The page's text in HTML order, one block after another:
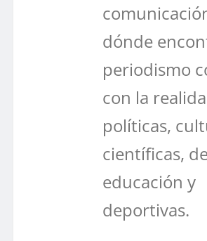
dónde
periodismo
con la
políticas,
científicas,
educación y
deportivas.